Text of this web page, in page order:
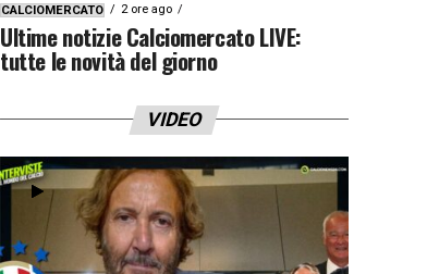
CALCIOMERCATO 2 ore ago
Ultime notizie Calciomercato LIVE:
tutte le novità del giorno
VIDEO